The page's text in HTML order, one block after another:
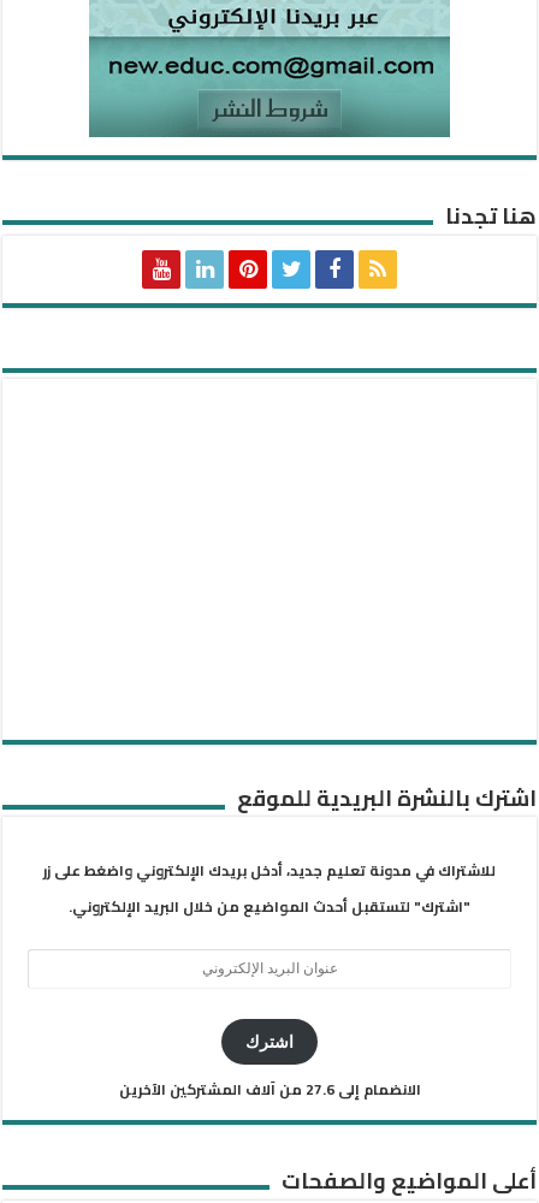
هنا تجدنا
اشترك بالنشرة البريدية للموقع
للاشتراك في مدونة تعليم جديد، أدخل بريدك الإلكتروني واضغط على زر
"اشترك" لتستقبل أحدث المواضيع من خلال البريد الإلكتروني.
اشترك
الانضمام إلى 27.6 من آلاف المشتركين الآخرين
أعلى المواضيع والصفحات